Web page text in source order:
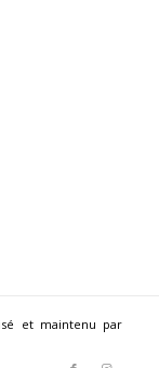
et maintenu par